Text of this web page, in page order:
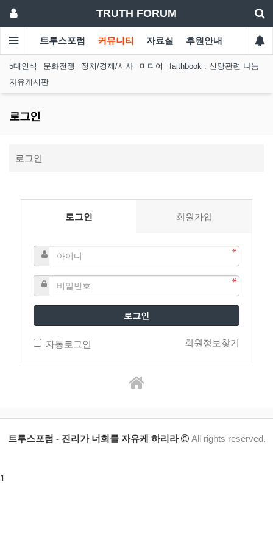
TRUTH FORUM
트루스포럼 커뮤니티 자료실 후원안내
5대인식 문화전쟁 정치/경제/시사 미디어
faithbook : 신앙관련 나눔
자유게시판
로그인
로그인
로그인 회원가입
로그인
자동로그인 회원정보찾기
트루스포럼 - 진리가 너희를 자유케 하리라 All rights reserved.
1